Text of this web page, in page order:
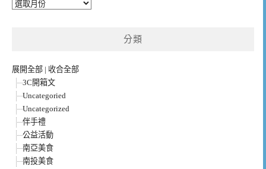
彙
分類
展開全部 | 收合全部
3C開箱文
Uncategoried
Uncategorized
伴手禮
公益活動
南亞美食
南投美食